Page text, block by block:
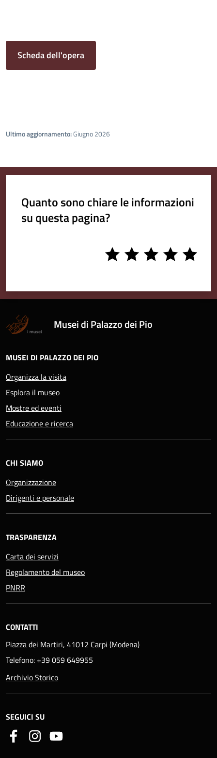
Scheda dell'opera
Ultimo aggiornamento:Giugno 2026
Quanto sono chiare le informazioni
su questa pagina?
5
stars
4
stars
3
stars
2
stars
1
stars
Musei di Palazzo dei Pio
MUSEI DI PALAZZO DEI PIO
Organizza la visita
Esplora il museo
Mostre ed eventi
Educazione e ricerca
CHI SIAMO
Organizzazione
Dirigenti e personale
TRASPARENZA
Carta dei servizi
Regolamento del museo
PNRR
CONTATTI
Piazza dei Martiri, 41012 Carpi (Modena)
Telefono: +39 059 649955
Archivio Storico
SEGUICI SU